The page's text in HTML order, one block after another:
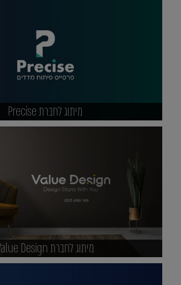
מיתוג לחברת Precise
מיתוג לחברת Value Design